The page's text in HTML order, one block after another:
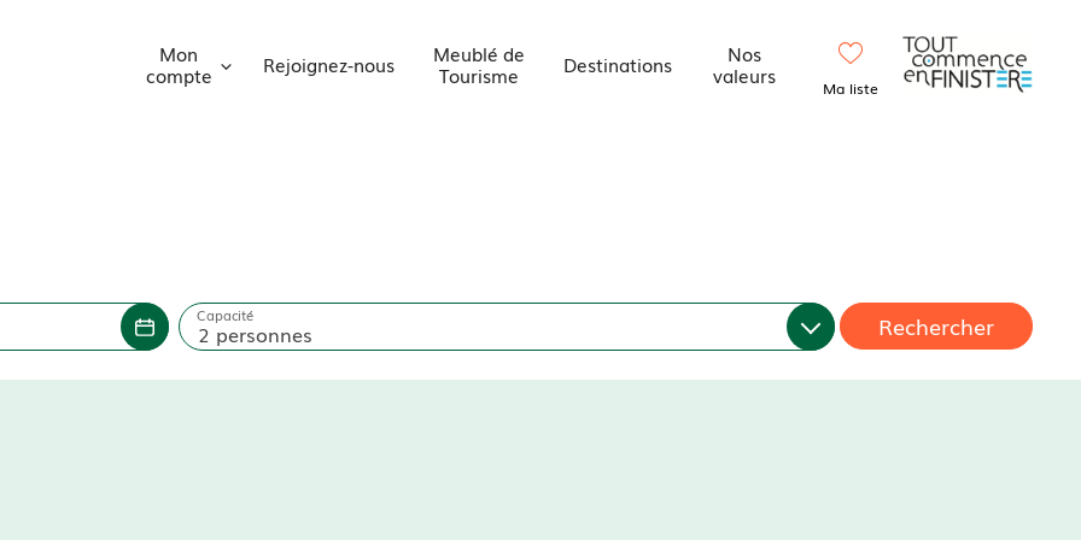
Mon
compte
Rejoignez-nous
Meublé de
Tourisme
Destinations
Nos
valeurs
Ma liste
2 personnes
Capacité Rechercher